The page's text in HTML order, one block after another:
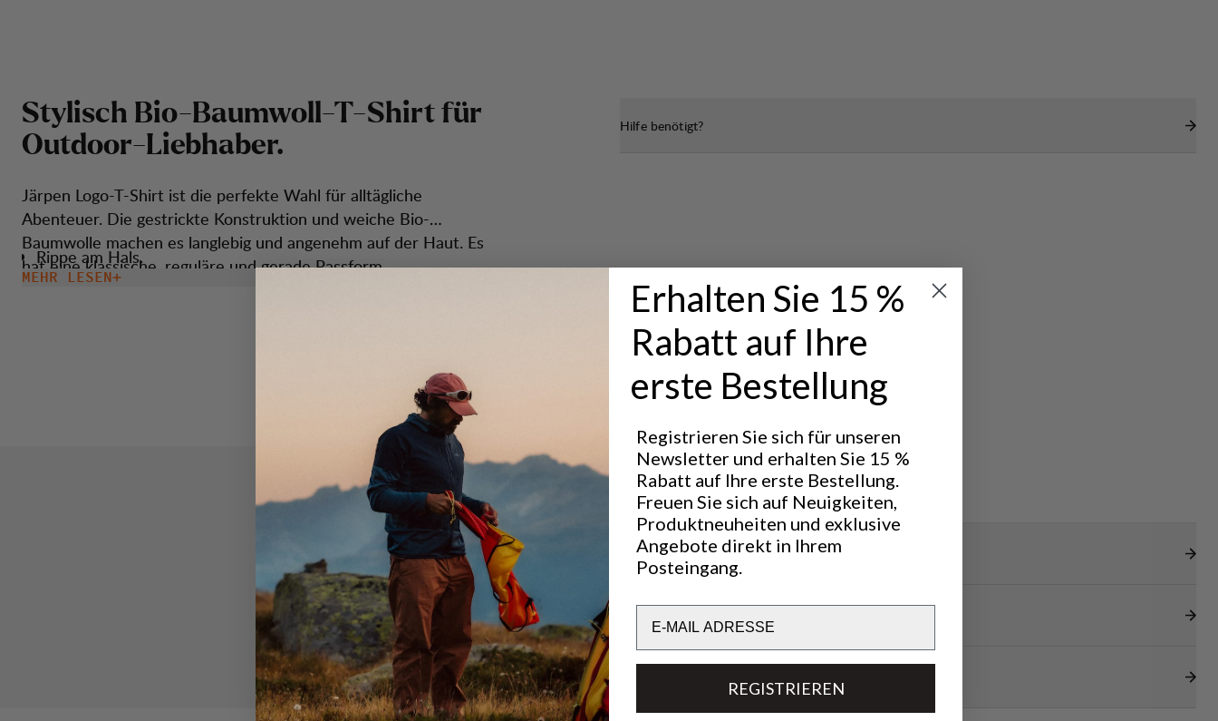
Stylisch Bio-Baumwoll-T-Shirt für
Outdoor-Liebhaber.
Järpen Logo-T-Shirt ist die perfekte Wahl für alltägliche
Abenteuer. Die gestrickte Konstruktion und weiche Bio-
Baumwolle machen es langlebig und angenehm auf der Haut. Es
hat eine klassische, reguläre und gerade Passform.
Rippe am Hals.
MEHR LESEN
Hilfe benötigt?
Hervorragend für
Transparenz
Erhalten Sie 15 %
Rabatt auf Ihre
erste Bestellung
Registrieren Sie sich für unseren
Newsletter und erhalten Sie 15 %
Rabatt auf Ihre erste Bestellung.
Freuen Sie sich auf Neuigkeiten,
Produktneuheiten und exklusive
Angebote direkt in Ihrem
Posteingang.
REGISTRIEREN